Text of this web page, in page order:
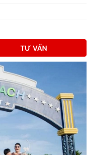
TƯ VẤN